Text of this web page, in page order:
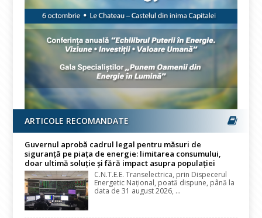
ARTICOLE RECOMANDATE
Guvernul aprobă cadrul legal pentru măsuri de
siguranță pe piața de energie: limitarea consumului,
doar ultimă soluție și fără impact asupra populației
C.N.T.E.E. Transelectrica, prin Dispecerul
Energetic Național, poată dispune, până la
data de 31 august 2026, ...